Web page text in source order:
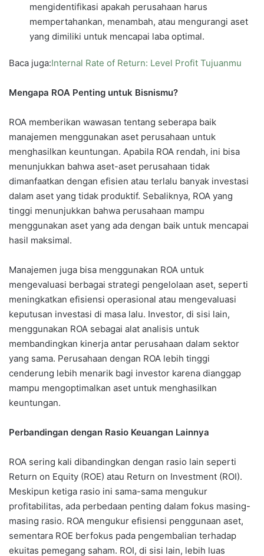
mengidentifikasi apakah perusahaan harus
mempertahankan, menambah, atau mengurangi aset
yang dimiliki untuk mencapai laba optimal.
Baca juga:Internal Rate of Return: Level Profit Tujuanmu
Mengapa ROA Penting untuk Bisnismu?
ROA memberikan wawasan tentang seberapa baik
manajemen menggunakan aset perusahaan untuk
menghasilkan keuntungan. Apabila ROA rendah, ini bisa
menunjukkan bahwa aset-aset perusahaan tidak
dimanfaatkan dengan efisien atau terlalu banyak investasi
dalam aset yang tidak produktif. Sebaliknya, ROA yang
tinggi menunjukkan bahwa perusahaan mampu
menggunakan aset yang ada dengan baik untuk mencapai
hasil maksimal.
Manajemen juga bisa menggunakan ROA untuk
mengevaluasi berbagai strategi pengelolaan aset, seperti
meningkatkan efisiensi operasional atau mengevaluasi
keputusan investasi di masa lalu. Investor, di sisi lain,
menggunakan ROA sebagai alat analisis untuk
membandingkan kinerja antar perusahaan dalam sektor
yang sama. Perusahaan dengan ROA lebih tinggi
cenderung lebih menarik bagi investor karena dianggap
mampu mengoptimalkan aset untuk menghasilkan
keuntungan.
Perbandingan dengan Rasio Keuangan Lainnya
ROA sering kali dibandingkan dengan rasio lain seperti
Return on Equity (ROE) atau Return on Investment (ROI).
Meskipun ketiga rasio ini sama-sama mengukur
profitabilitas, ada perbedaan penting dalam fokus masing-
masing rasio. ROA mengukur efisiensi penggunaan aset,
sementara ROE berfokus pada pengembalian terhadap
ekuitas pemegang saham. ROI, di sisi lain, lebih luas